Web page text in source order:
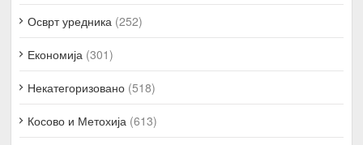
Осврт уредника (252)
Економија (301)
Некатегоризовано (518)
Косово и Метохија (613)